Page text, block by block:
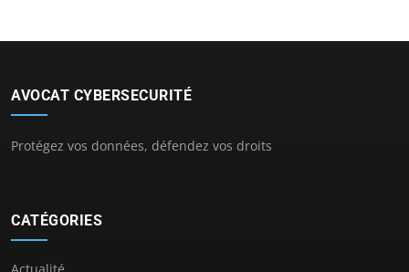
AVOCAT CYBERSECURITÉ
Protégez vos données, défendez vos droits
CATÉGORIES
Actualité